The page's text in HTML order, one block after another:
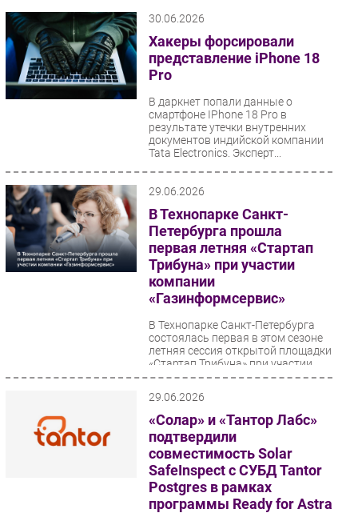
Проекты
IT класс
Тестовый стенд
Каталог компаний
30.06.2026
Хакеры форсировали
представление iPhone 18
Pro
В даркнет попали данные о
смартфоне IPhone 18 Pro в
результате утечки внутренних
документов индийской компании
Tata Electronics. Эксперт...
29.06.2026
В Технопарке Санкт-
Петербурга прошла
первая летняя «Стартап
Трибуна» при участии
компании
«Газинформсервис»
В Технопарке Санкт-Петербурга
состоялась первая в этом сезоне
летняя сессия открытой площадки
«Стартап Трибуна» при участии
компании...
29.06.2026
«Солар» и «Тантор Лабс»
подтвердили
совместимость Solar
SafeInspect с СУБД Tantor
Postgres в рамках
программы Ready for Astra